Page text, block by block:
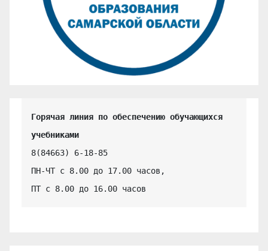
Горячая линия по обеспечению обучающихся
учебниками
8(84663) 6-18-85
ПН-ЧТ с 8.00 до 17.00 часов,
ПТ с 8.00 до 16.00 часов